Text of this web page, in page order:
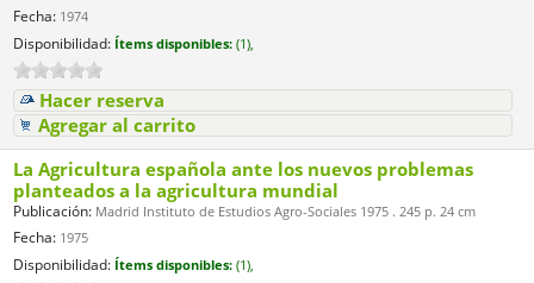
Fecha: 1974
Disponibilidad: Ítems disponibles: (1),
Hacer reserva
Agregar al carrito
La Agricultura española ante los nuevos problemas
planteados a la agricultura mundial
Publicación: Madrid Instituto de Estudios Agro-Sociales 1975 . 245 p. 24 cm
Fecha: 1975
Disponibilidad: Ítems disponibles: (1),